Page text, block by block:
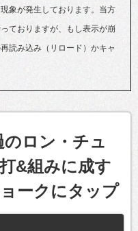
象が発生しております。当方
ておりますが、もし表示が崩
読み込み（リロード）かキャ
のロン・チュ
&組みに成す
ークにタップ